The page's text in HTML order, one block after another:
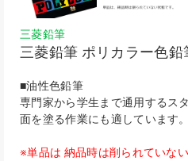
三菱鉛筆
三菱鉛筆 ポリカラー色鉛
■油性色鉛筆
専門家から学生まで通用するス
面を塗る作業にも適しています。
※単品は 納品時は削られていない